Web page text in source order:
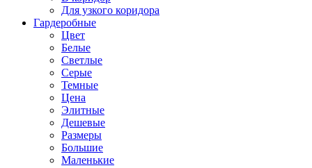
Для узкого коридора
Гардеробные
Цвет
Белые
Светлые
Серые
Темные
Цена
Элитные
Дешевые
Размеры
Большие
Маленькие